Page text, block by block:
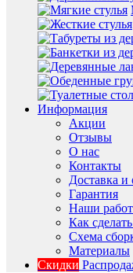
Информация
Акции
Отзывы
О нас
Контакты
Доставка и
Гарантия
Наши
Как сделать
Схема
Материалы
Скидки